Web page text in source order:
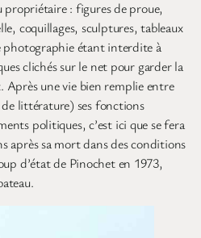
propriétaire : figures de proue,
coquillages, sculptures, tableaux
photographie étant interdite à
clichés sur le net pour garder la
Après une vie bien remplie entre
littérature) ses fonctions
politiques, c’est ici que se fera
après sa mort dans des conditions
d’état de Pinochet en 1973,